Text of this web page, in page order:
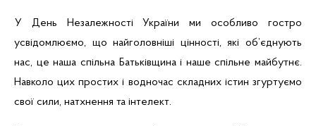
У День Незалежності України ми особливо гостро
усвідомлюємо, що найголовніші цінності, які об’єднують
нас, це наша спільна Батьківщина і наше спільне майбутнє.
Навколо цих простих і водночас складних істин згуртуємо
свої сили, натхнення та інтелект.